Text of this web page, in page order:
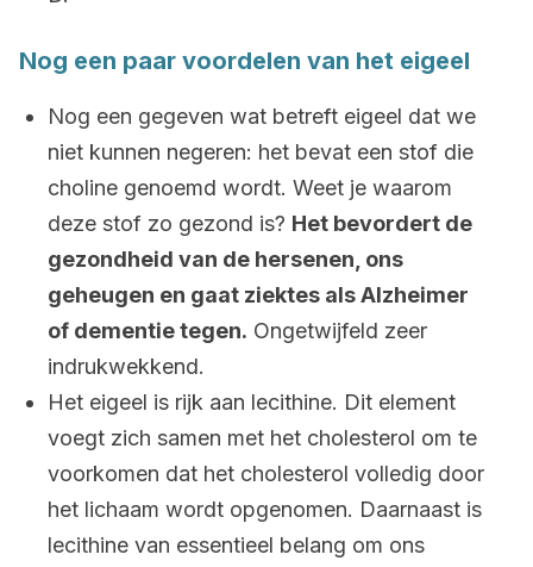
Nog een paar voordelen van het eigeel
Nog een gegeven wat betreft eigeel dat we
niet kunnen negeren: het bevat een stof die
choline genoemd wordt. Weet je waarom
deze stof zo gezond is? Het bevordert de
gezondheid van de hersenen, ons
geheugen en gaat ziektes als Alzheimer
of dementie tegen. Ongetwijfeld zeer
indrukwekkend.
Het eigeel is rijk aan lecithine. Dit element
voegt zich samen met het cholesterol om te
voorkomen dat het cholesterol volledig door
het lichaam wordt opgenomen. Daarnaast is
lecithine van essentieel belang om ons